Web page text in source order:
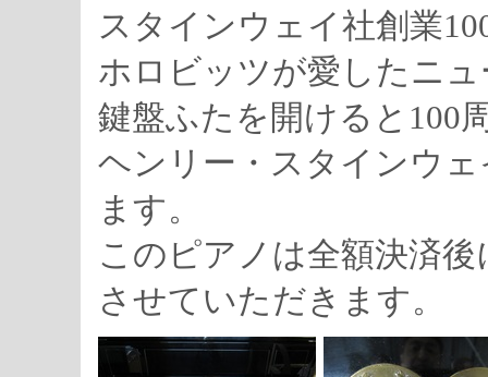
スタインウェイ社創業
ホロビッツが愛したニ
鍵盤ふたを開けると100
ヘンリー・スタインウ
ます。
このピアノは全額決済
させていただきます。